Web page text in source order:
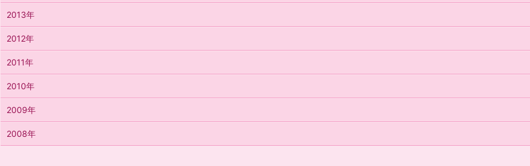
2013年
2012年
2011年
2010年
2009年
2008年